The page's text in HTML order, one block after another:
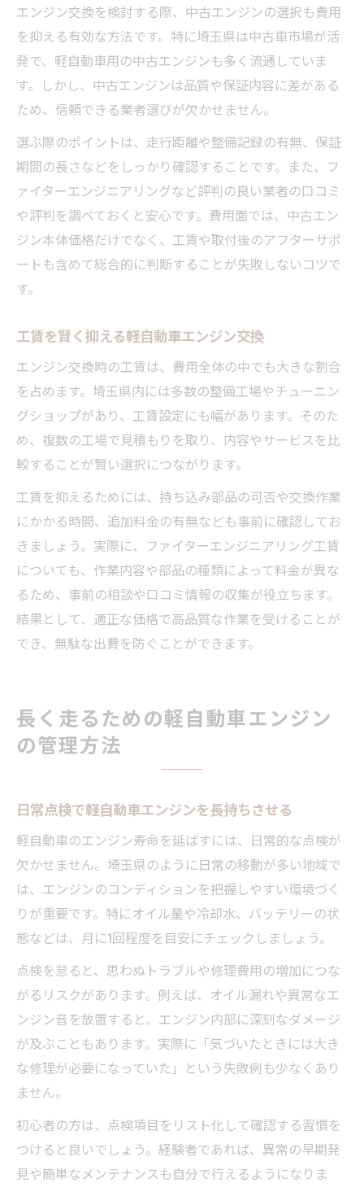
エンジン交換を検討する際、中古エンジンの選択も費用
を抑える有効な方法です。特に埼玉県は中古車市場が活
発で、軽自動車用の中古エンジンも多く流通していま
す。しかし、中古エンジンは品質や保証内容に差がある
ため、信頼できる業者選びが欠かせません。
選ぶ際のポイントは、走行距離や整備記録の有無、保証
期間の長さなどをしっかり確認することです。また、フ
ァイターエンジニアリングなど評判の良い業者の口コミ
や評判を調べておくと安心です。費用面では、中古エン
ジン本体価格だけでなく、工賃や取付後のアフターサポ
ートも含めて総合的に判断することが失敗しないコツで
す。
工賃を賢く抑える軽自動車エンジン交換
エンジン交換時の工賃は、費用全体の中でも大きな割合
を占めます。埼玉県内には多数の整備工場やチューニン
グショップがあり、工賃設定にも幅があります。そのた
め、複数の工場で見積もりを取り、内容やサービスを比
較することが賢い選択につながります。
工賃を抑えるためには、持ち込み部品の可否や交換作業
にかかる時間、追加料金の有無なども事前に確認してお
きましょう。実際に、ファイターエンジニアリング工賃
についても、作業内容や部品の種類によって料金が異な
るため、事前の相談や口コミ情報の収集が役立ちます。
結果として、適正な価格で高品質な作業を受けることが
でき、無駄な出費を防ぐことができます。
長く走るための軽自動車エンジン
の管理方法
日常点検で軽自動車エンジンを長持ちさせる
軽自動車のエンジン寿命を延ばすには、日常的な点検が
欠かせません。埼玉県のように日常の移動が多い地域で
は、エンジンのコンディションを把握しやすい環境づく
りが重要です。特にオイル量や冷却水、バッテリーの状
態などは、月に1回程度を目安にチェックしましょう。
点検を怠ると、思わぬトラブルや修理費用の増加につな
がるリスクがあります。例えば、オイル漏れや異常なエ
ンジン音を放置すると、エンジン内部に深刻なダメージ
が及ぶこともあります。実際に「気づいたときには大き
な修理が必要になっていた」という失敗例も少なくあり
ません。
初心者の方は、点検項目をリスト化して確認する習慣を
つけると良いでしょう。経験者であれば、異常の早期発
見や簡単なメンテナンスも自分で行えるようになりま